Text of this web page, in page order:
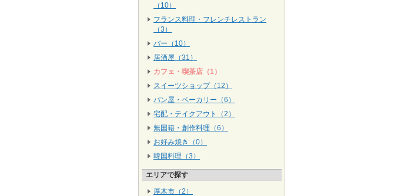
（10）
フランス料理・フレンチレストラン
（3）
バー（10）
居酒屋（31）
カフェ・喫茶店（1）
スイーツショップ（12）
パン屋・ベーカリー（6）
宅配・テイクアウト（2）
無国籍・創作料理（6）
お好み焼き（0）
韓国料理（3）
エリアで探す
厚木市（2）